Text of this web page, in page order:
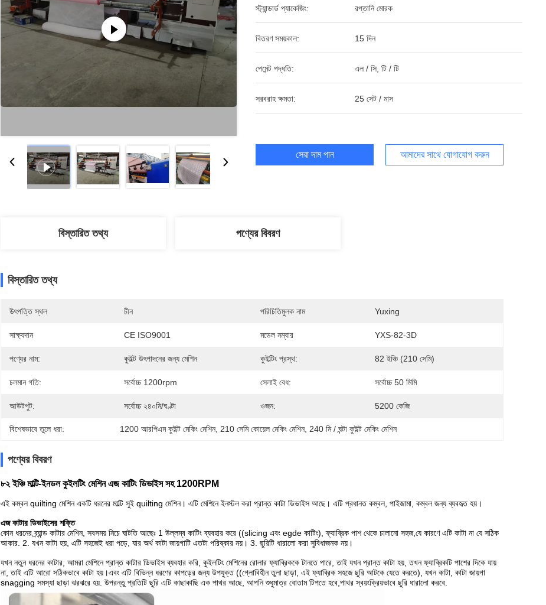
স্ট্যান্ডার্ড প্যাকেজিং: রপ্তানি মোরক
বিতরণ সময়কাল: 15 দিন
পেমেন্ট পদ্ধতি: এল / সি, টি / টি
সরবরাহ ক্ষমতা: 25 সেট / মাস
সেরা দাম পান আমাদের সাথে যোগাযোগ করুন
বিস্তারিত তথ্য পণ্যের বিবরণ
বিস্তারিত তথ্য
উৎপত্তি স্থল চীন পরিচিতিমুলক নাম Yuxing
সাক্ষ্যদান CE ISO9001 মডেল নম্বার YXS-82-3D
পণ্যের নাম: কুইল্ট উৎপাদনের জন্য মেশিন কুইল্টিং প্রস্থ: 82 ইঞ্চি (210 সেমি)
চলমান গতি: সর্বোচ্চ 1200rpm সেলাই বেধ: সর্বোচ্চ 50 মিমি
আউটপুট: সর্বোচ্চ ২৪০মি/ঘণ্টা ওজন: 5200 কেজি
বিশেষভাবে তুলে ধরা: 1200 আরপিএম কুইল্ট মেকিং মেশিন, 210 সেমি কোয়েল মেকিং মেশিন, 240 মি / ঘন্টা কুইল্ট মেকিং মেশিন
পণ্যের বিবরণ
৮২ ইঞ্চি মাল্টি-ইনডল কুইলটিং মেশিন এজ কাটিং ডিভাইস সহ 1200RPM
এই কম্বল quilting মেশিন একটি ধরনের মাল্টি সুই quilting মেশিন। এটি মেশিনে ইনস্টল করা প্রান্ত কাটা ডিভাইস আছে। এটি প্রধানত কম্বল, পাইজামা, কম্বল জন্য ব্যবহৃত হয়।
এজ কাটার ডিভাইসের শক্তি
কোন ধরনের ব্র্যান্ড কাটার মেশিন, সবসময় নিচে ঘাটতি আছেঃ 1 উল্লম্ব কাটিং ব্যবহার করে ((slicing এবং egde কাটিং), ফ্যাব্রিক পাশ থেকে চালানো সহজ,যে কারণে এটি কাটা না যে সঠিক
আকার. 2. যখন কাটা হয়, এটি সহজেই ধরা পড়ে, যার অর্থ কাটা জায়গাটি এতটা পরিষ্কার নয়। 3. ছুরিটি ধারালো করা সুবিধাজনক নয়।
যখন নতুন ধরনের কাটার, আমরা মেশিনে প্রান্ত কাটার ডিভাইস ব্যবহার করি, কুইলটিং মেশিনের রোলার ফ্যাব্রিককে টানতে পারে, তাই যখন প্রান্ত কাটা হয়, তখন ফ্যাব্রিকটি পাশের দিকে যায়
না, তাই এটি আরো সঠিকভাবে কাটা হয়।এবং এটি বিভিন্ন ধরণের কাপড়ের জন্য উপযুক্ত ((গ্লোবিহীন তুলা ছাড়া, এই ফ্যাব্রিক সহজে ছুরি আটকে যেতে করতে), যখন কাটা, কাটা জায়গা
snagging সমস্যা ছাড়া ঝরঝরে হয়. উপরন্তু প্রতিটি ছুরি এটি কাছাকাছি এক পাথর আছে, আপনি শুধুমাত্র বোতাম টিপতে হবে,পাথর স্বয়ংক্রিয়ভাবে ছুরি ধারালো করবে.